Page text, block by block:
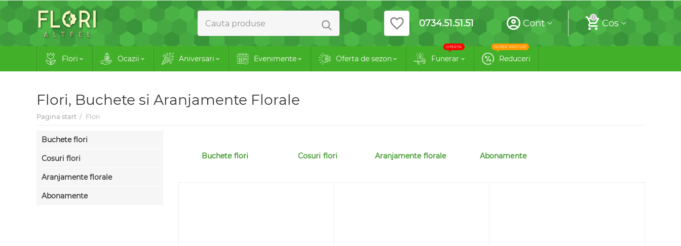
0734.51.51.51 Cont
0
Cos
Flori Ocazii Aniversari Evenimente Oferta de sezon Funerar
OFERTA
Reduceri
SUPER PRETURI
Flori, Buchete si Aranjamente Florale
Pagina start / Flori
Buchete flori Cosuri flori Aranjamente florale Abonamente
Buchete flori
Cosuri flori
Aranjamente florale
Abonamente